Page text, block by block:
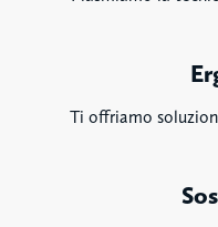
Ti offriamo